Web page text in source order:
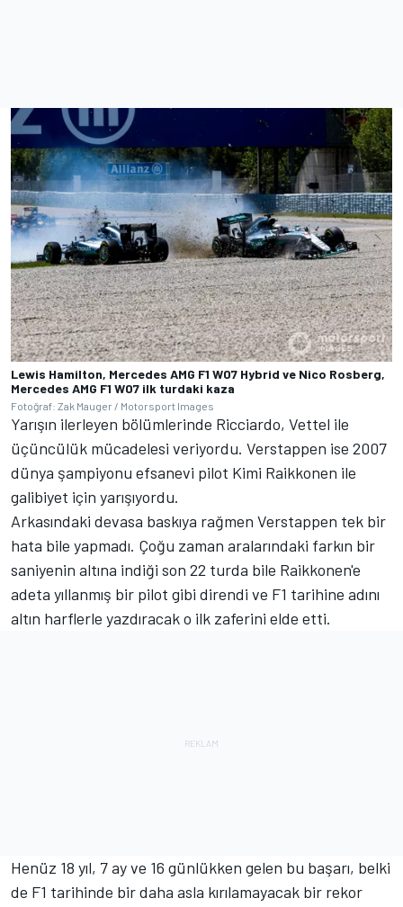
Lewis Hamilton, Mercedes AMG F1 W07 Hybrid ve Nico Rosberg,
Mercedes AMG F1 W07 ilk turdaki kaza
Fotoğraf: Zak Mauger / Motorsport Images
Yarışın ilerleyen bölümlerinde Ricciardo, Vettel ile
üçüncülük mücadelesi veriyordu. Verstappen ise 2007
dünya şampiyonu efsanevi pilot Kimi Raikkonen ile
galibiyet için yarışıyordu.
Arkasındaki devasa baskıya rağmen Verstappen tek bir
hata bile yapmadı. Çoğu zaman aralarındaki farkın bir
saniyenin altına indiği son 22 turda bile Raikkonen'e
adeta yıllanmış bir pilot gibi direndi ve F1 tarihine adını
altın harflerle yazdıracak o ilk zaferini elde etti.
Henüz 18 yıl, 7 ay ve 16 günlükken gelen bu başarı, belki
de F1 tarihinde bir daha asla kırılamayacak bir rekor